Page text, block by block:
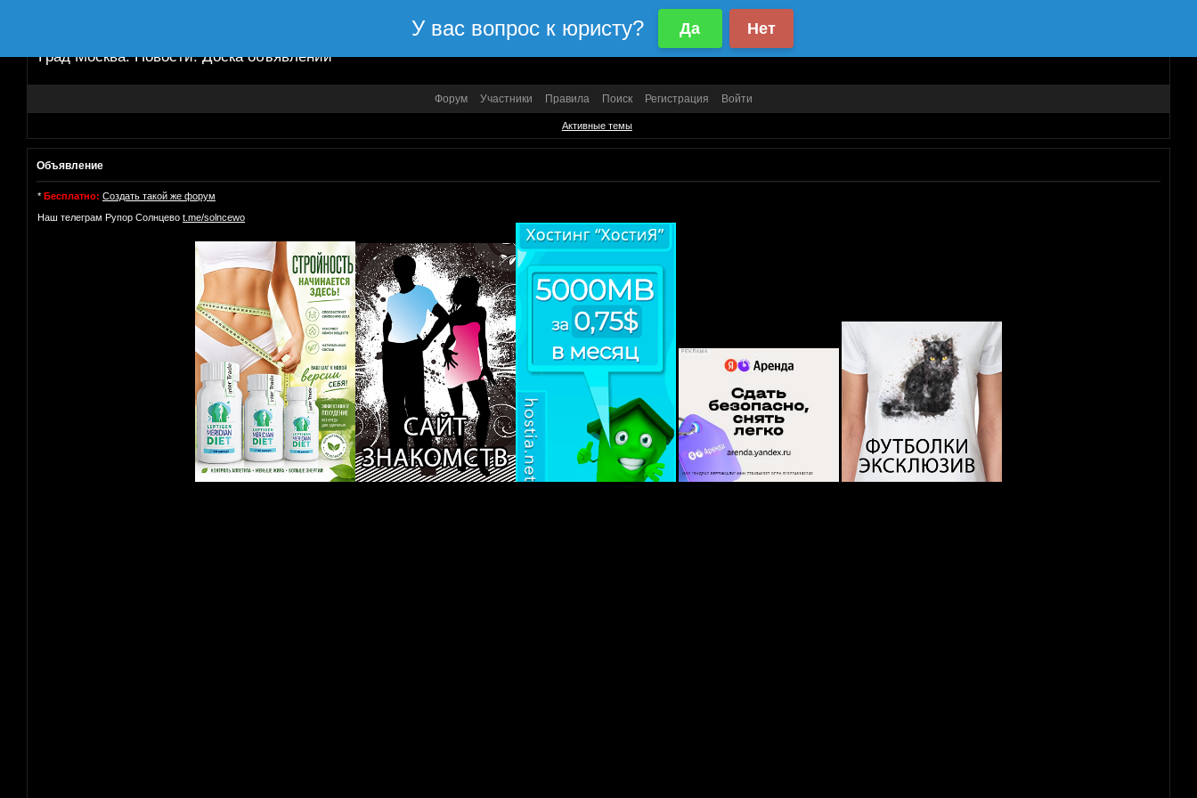
Град Москва. Новости. Доска объявлений
Форум Участники Правила Поиск Регистрация Войти
Активные темы
Объявление
* Бесплатно: Создать такой же форум
Наш телеграм Рупор Солнцево t.me/solncewo